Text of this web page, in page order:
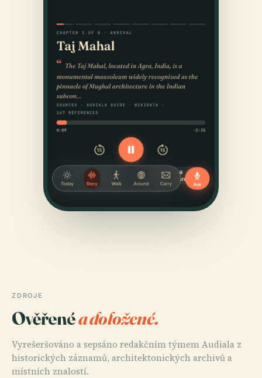
ZDROJE
Ověřenéa doložené.
Vyrešeršováno a sepsáno redakčním týmem Audiala z
historických záznamů, architektonických archivů a
místních znalostí.